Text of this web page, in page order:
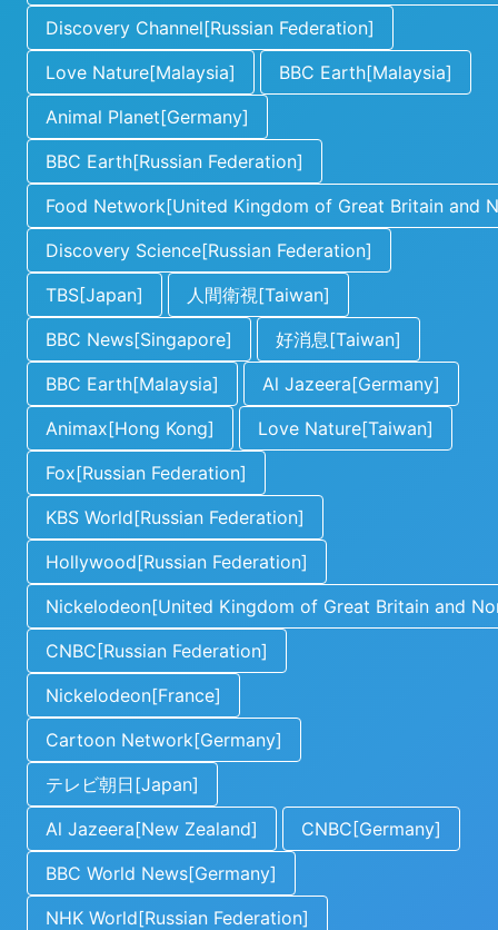
Discovery Channel[Russian Federation]
Love Nature[Malaysia]
BBC Earth[Malaysia]
Animal Planet[Germany]
BBC Earth[Russian Federation]
Food Network[United Kingdom of Great Britain and
Discovery Science[Russian Federation]
TBS[Japan]
人間衛視[Taiwan]
BBC News[Singapore]
好消息[Taiwan]
BBC Earth[Malaysia]
Al Jazeera[Germany]
Animax[Hong Kong]
Love Nature[Taiwan]
Fox[Russian Federation]
KBS World[Russian Federation]
Hollywood[Russian Federation]
Nickelodeon[United Kingdom of Great Britain and
CNBC[Russian Federation]
Nickelodeon[France]
Cartoon Network[Germany]
テレビ朝日[Japan]
Al Jazeera[New Zealand]
CNBC[Germany]
BBC World News[Germany]
NHK World[Russian Federation]